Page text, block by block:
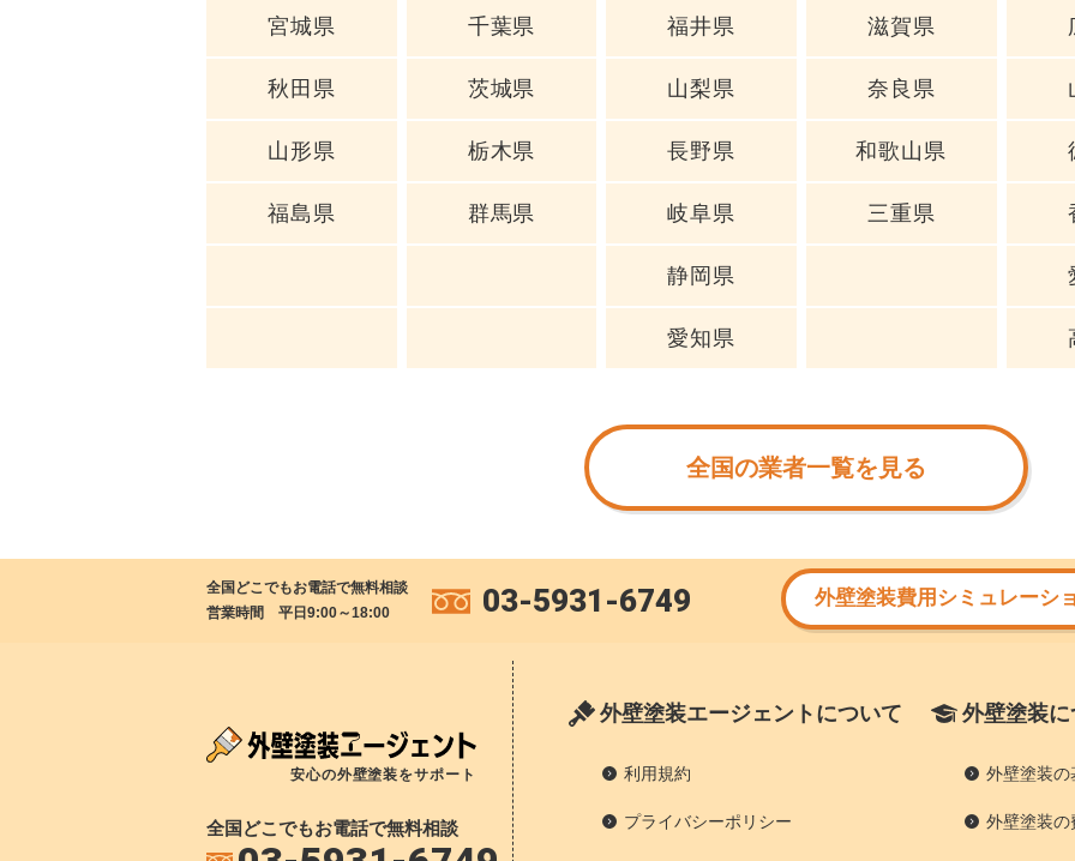
宮城県
秋田県
山形県
福島県
千葉県
茨城県
栃木県
群馬県
福井県
山梨県
長野県
岐阜県
静岡県
愛知県
滋賀県
奈良県
和歌山県
三重県
全国の業者一覧を見る
全国どこでもお電話で無料相談
営業時間 平日9:00～18:00
03-5931-6749 外壁塗装費用シミュレーシ
安心の外壁塗装をサポート
全国どこでもお電話で無料相談
外壁塗装エージェントについて
利用規約
プライバシーポリシー
外壁塗装
外壁塗装の
外壁塗装の